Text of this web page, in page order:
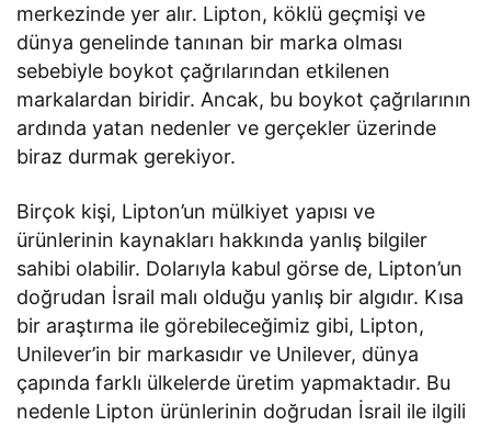
merkezinde yer alır. Lipton, köklü geçmişi ve
dünya genelinde tanınan bir marka olması
sebebiyle boykot çağrılarından etkilenen
markalardan biridir. Ancak, bu boykot çağrılarının
ardında yatan nedenler ve gerçekler üzerinde
biraz durmak gerekiyor.
Birçok kişi, Lipton’un mülkiyet yapısı ve
ürünlerinin kaynakları hakkında yanlış bilgiler
sahibi olabilir. Dolarıyla kabul görse de, Lipton’un
doğrudan İsrail malı olduğu yanlış bir algıdır. Kısa
bir araştırma ile görebileceğimiz gibi, Lipton,
Unilever’in bir markasıdır ve Unilever, dünya
çapında farklı ülkelerde üretim yapmaktadır. Bu
nedenle Lipton ürünlerinin doğrudan İsrail ile ilgili